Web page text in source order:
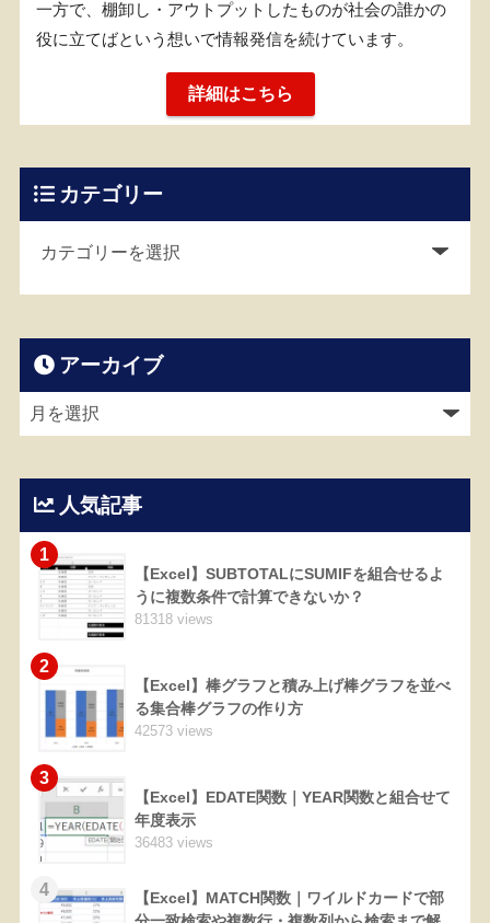
一方で、棚卸し・アウトプットしたものが社会の誰かの
役に立てばという想いで情報発信を続けています。
詳細はこちら
カテゴリー
アーカイブ
人気記事
1
【Excel】SUBTOTALにSUMIFを組合せるよ
うに複数条件で計算できないか？
81318 views
2
【Excel】棒グラフと積み上げ棒グラフを並べ
る集合棒グラフの作り方
42573 views
3
【Excel】EDATE関数｜YEAR関数と組合せて
年度表示
36483 views
4
【Excel】MATCH関数｜ワイルドカードで部